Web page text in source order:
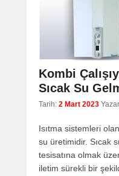
Kombi
Sıcak Su
Tarih: 2 Mart 2023
Isıtma sistemleri
su üretimidir. Sıcak
tesisatına olmak
iletim sürekli bir